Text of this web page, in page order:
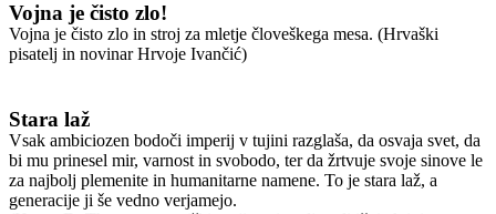
Vojna je čisto zlo!
Vojna je čisto zlo in stroj za mletje človeškega mesa. (Hrvaški
pisatelj in novinar Hrvoje Ivančić)
Stara laž
Vsak ambiciozen bodoči imperij v tujini razglaša, da osvaja svet, da
bi mu prinesel mir, varnost in svobodo, ter da žrtvuje svoje sinove le
za najbolj plemenite in humanitarne namene. To je stara laž, a
generacije ji še vedno verjamejo.